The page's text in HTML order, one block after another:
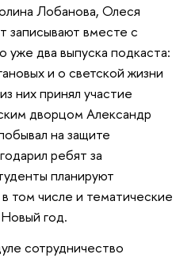
Лобанова, Олеся
записывают вместе с
уже два выпуска подкаста:
и о светской жизни
них принял участие
дворцом Александр
на защите
ребят за
планируют
том числе и тематические
год.
сотрудничество